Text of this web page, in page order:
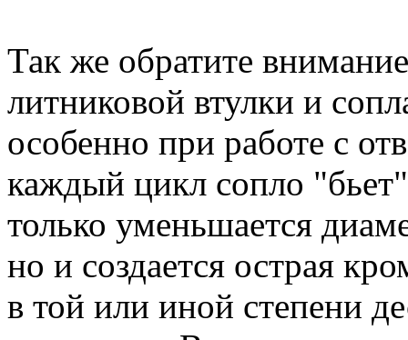
Так же обратите
литниковой втулки и
особенно при работе с
каждый цикл сопло
только уменьшается
но и создается острая
в той или иной степени